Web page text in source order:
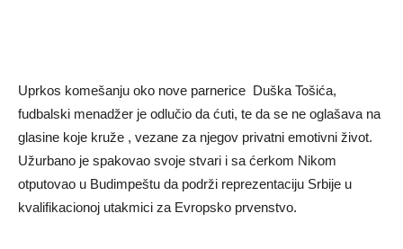
Uprkos komešanju oko nove parnerice Duška Tošića,
fudbalski menadžer je odlučio da ćuti, te da se ne oglašava na
glasine koje kruže , vezane za njegov privatni emotivni život.
Užurbano je spakovao svoje stvari i sa ćerkom Nikom
otputovao u Budimpeštu da podrži reprezentaciju Srbije u
kvalifikacionoj utakmici za Evropsko prvenstvo.